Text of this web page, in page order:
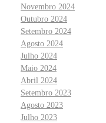
Novembro 2024
Outubro 2024
Setembro 2024
Agosto 2024
Julho 2024
Maio 2024
Abril 2024
Setembro 2023
Agosto 2023
Julho 2023